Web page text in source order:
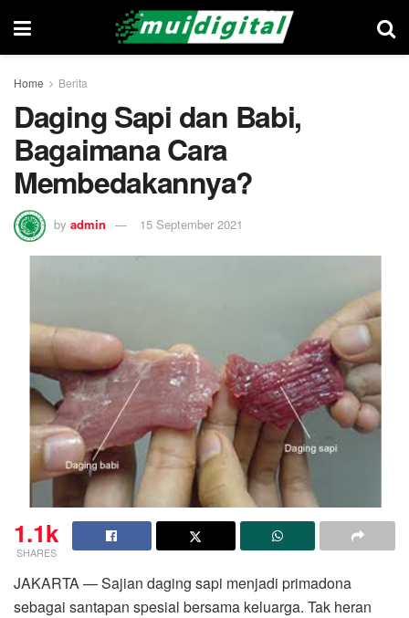
Home Berita
Daging Sapi dan Babi,
Bagaimana Cara
Membedakannya?
by admin 15 September 2021
1.1k
SHARES
JAKARTA — Sajian daging sapi menjadi primadona
sebagai santapan spesial bersama keluarga. Tak heran